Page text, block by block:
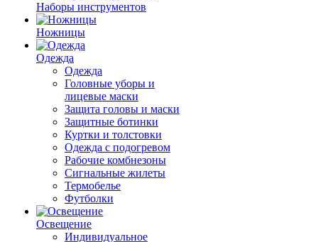
Наборы инструментов
Ножницы
Одежда
Одежда
Головные уборы и
лицевые маски
Защита головы и маски
Защитные ботинки
Куртки и толстовки
Одежда с подогревом
Рабочие комбнезоны
Сигнальные жилеты
Термобелье
Футболки
Освещение
Индивидуальное